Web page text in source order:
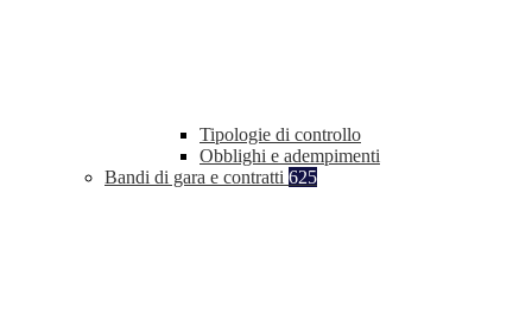
Tipologie di controllo
Obblighi e adempimenti
Bandi di gara e contratti 625